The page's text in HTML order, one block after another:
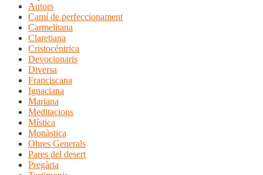
Autors
Camí de perfeccionament
Carmelitana
Claretiana
Cristocéntrica
Devocionaris
Diversa
Franciscana
Ignaciana
Mariana
Meditacions
Mística
Monàstica
Obres Generals
Pares del desert
Pregària